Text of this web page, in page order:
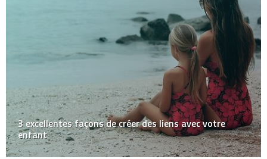
3 excellentes façons de créer des liens avec votre
enfant